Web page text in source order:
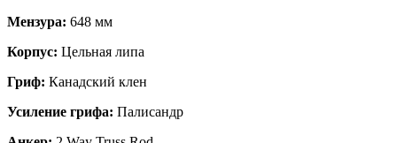
Мензура: 648 мм
Корпус: Цельная липа
Гриф: Канадский клен
Усиление грифа: Палисандр